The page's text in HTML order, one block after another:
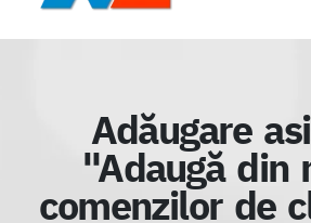
Adăugare
"Adaugă din
comenzilor de